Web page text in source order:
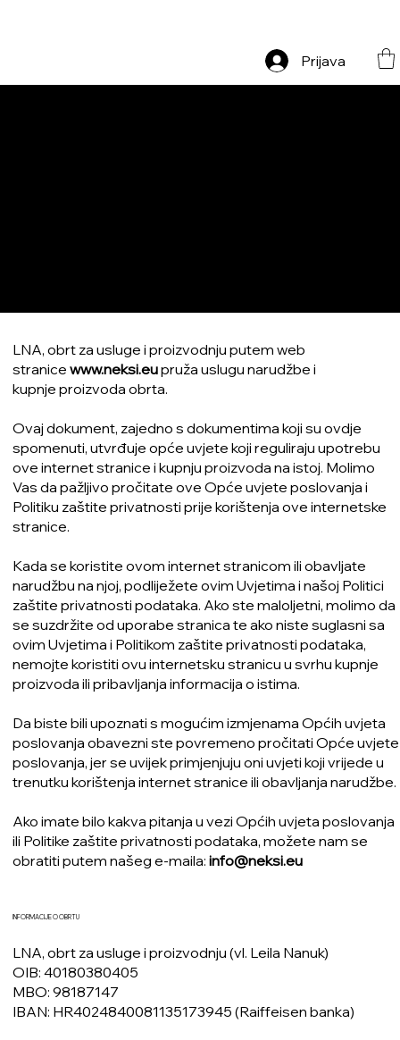
Prijava
LNA, obrt za usluge i proizvodnju putem web
stranicewww.neksi.eupruža uslugu narudžbe i
kupnje proizvoda obrta.
Ovaj dokument, zajedno s dokumentima koji su ovdje
spomenuti, utvrđuje opće uvjete koji reguliraju upotrebu
ove internet stranice i kupnju proizvoda na istoj. Molimo
Vas da pažljivo pročitate ove Opće uvjete poslovanja i
Politiku zaštite privatnosti prije korištenja ove internetske
stranice.
Kada se koristite ovom internet stranicom ili obavljate
narudžbu na njoj, podliježete ovim Uvjetima i našoj Politici
zaštite privatnosti podataka. Ako ste maloljetni, molimo da
se suzdržite od uporabe stranica te ako niste suglasni sa
ovim Uvjetima i Politikom zaštite privatnosti podataka,
nemojte koristiti ovu internetsku stranicu u svrhu kupnje
proizvoda ili pribavljanja informacija o istima.
Da biste bili upoznati s mogućim izmjenama Općih uvjeta
poslovanja obavezni ste povremeno pročitati Opće uvjete
poslovanja, jer se uvijek primjenjuju oni uvjeti koji vrijede u
trenutku korištenja internet stranice ili obavljanja narudžbe.
Ako imate bilo kakva pitanja u vezi Općih uvjeta poslovanja
ili Politike zaštite privatnosti podataka, možete nam se
obratiti putem našeg e-maila:info@neksi.eu
INFORMACIJE O OBRTU
LNA, obrt za usluge i proizvodnju (vl. Leila Nanuk)
OIB: 40180380405
MBO: 98187147
IBAN: HR4024840081135173945 (Raiffeisen banka)